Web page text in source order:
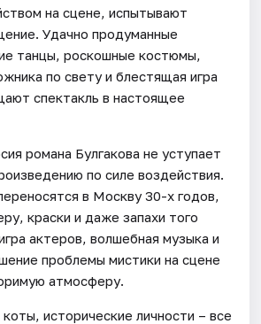
на сцене, испытывают
Удачно продуманные
танцы, роскошные костюмы,
по свету и блестящая игра
спектакль в настоящее
романа Булгакова не уступает
по силе воздействия.
в Москву 30-х годов,
краски и даже запахи того
актеров, волшебная музыка и
проблемы мистики на сцене
атмосферу.
исторические личности – все